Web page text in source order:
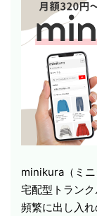
minikura（ミニ
宅配型トランク
頻繁に出し入